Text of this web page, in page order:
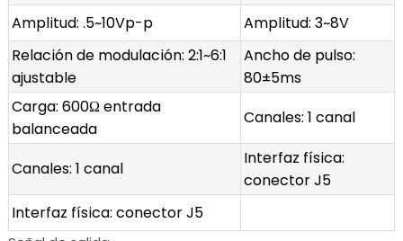
Amplitud: .5~10Vp-p
Amplitud: 3~8V
Relación de modulación: 2:1~6:1
ajustable
Ancho de pulso:
80±5ms
Carga: 600Ω entrada
balanceada
Canales: 1 canal
Canales: 1 canal
Interfaz física:
conector J5
Interfaz física: conector J5